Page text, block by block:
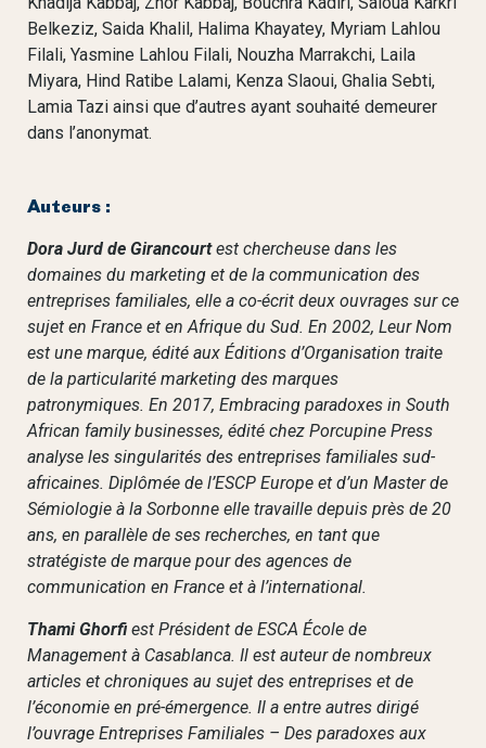
Belkeziz, Saida Khalil, Halima Khayatey, Myriam Lahlou
Filali, Yasmine Lahlou Filali, Nouzha Marrakchi, Laila
Miyara, Hind Ratibe Lalami, Kenza Slaoui, Ghalia Sebti,
Lamia Tazi ainsi que d’autres ayant souhaité demeurer
dans l’anonymat.
Auteurs :
Dora Jurd de Girancourtest chercheuse dans les
domaines du marketing et de la communication des
entreprises familiales, elle a co-écrit deux ouvrages sur ce
sujet en France et en Afrique du Sud. En 2002, Leur Nom
est une marque, édité aux Éditions d’Organisation traite
de la particularité marketing des marques
patronymiques. En 2017, Embracing paradoxes in South
African family businesses, édité chez Porcupine Press
analyse les singularités des entreprises familiales sud-
africaines. Diplômée de l’ESCP Europe et d’un Master de
Sémiologie à la Sorbonne elle travaille depuis près de 20
ans, en parallèle de ses recherches, en tant que
stratégiste de marque pour des agences de
communication en France et à l’international.
Thami Ghorfi est Président de ESCA École de
Management à Casablanca. Il est auteur de nombreux
articles et chroniques au sujet des entreprises et de
l’économie en pré-émergence. Il a entre autres dirigé
l’ouvrage Entreprises Familiales – Des paradoxes aux